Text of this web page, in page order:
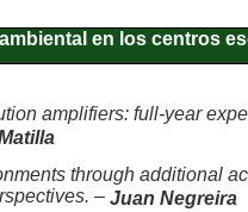
en los centros
amplifiers: full-year
through additional
– Juan Negreira